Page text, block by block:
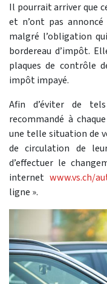
Il pourrait arriver que
et n’ont pas annoncé
malgré l’obligation
bordereau d’impôt.
plaques de contrôle
impôt impayé.
Afin d’éviter de
recommandé à
une telle situation de
de circulation de
d’effectuer le
internetwww.vs.ch/
ligne ».